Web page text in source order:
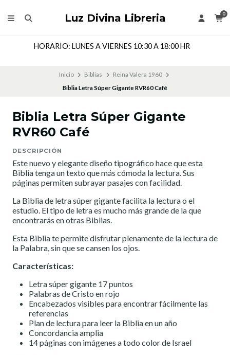
Luz Divina Libreria 0
HORARIO: LUNES A VIERNES 10:30 A 18:00 HR
Inicio Biblias
Reina Valera 1960
Biblia Letra Súper Gigante RVR60 Café
Biblia Letra Súper Gigante
RVR60 Café
DESCRIPCIÓN
Este nuevo y elegante diseño tipográfico hace que esta
Biblia tenga un texto que más cómoda la lectura. Sus
páginas permiten subrayar pasajes con facilidad.
La Biblia de letra súper gigante facilita la lectura o el
estudio. El tipo de letra es mucho más grande de la que
encontrarás en otras Biblias.
Esta Biblia te permite disfrutar plenamente de la lectura de
la Palabra, sin que se cansen los ojos.
Características:
Letra súper gigante 17 puntos
Palabras de Cristo en rojo
Encabezados visibles para encontrar fácilmente las
referencias
Plan de lectura para leer la Biblia en un año
Concordancia amplia
14 páginas con imágenes a todo color de Israel